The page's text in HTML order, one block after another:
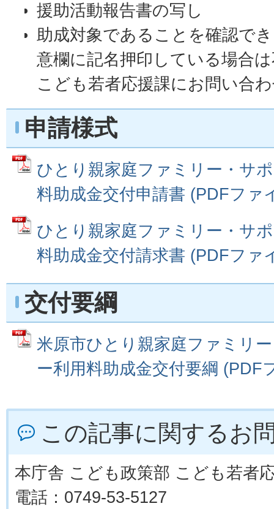
援助活動報告書の写し
助成対象であることを確認で
意欄に記名押印している場合
こども若者応援課にお問い合
申請様式
ひとり親家庭ファミリー・サ
料助成金交付申請書 (PDFファ
ひとり親家庭ファミリー・サ
料助成金交付請求書 (PDFファ
交付要綱
米原市ひとり親家庭ファミリ
ー利用料助成金交付要綱 (PDF
この記事に関するお
本庁舎 こども政策部 こども若者
電話：0749-53-5127